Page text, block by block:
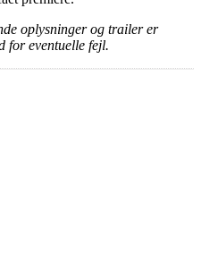
oplysninger og trailer er
for eventuelle fejl.